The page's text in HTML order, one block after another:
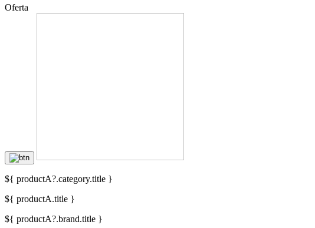
Oferta
${ productA?.category.title }
${ productA.title }
${ productA?.brand.title }